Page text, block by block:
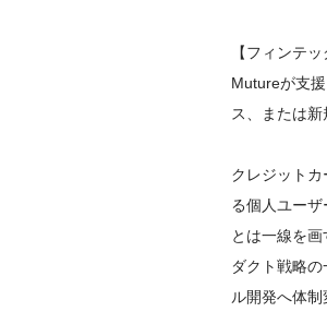
【フィンテ
Mutureが支
ス、または新
クレジット
る個人ユー
とは一線を
ダクト戦略
ル開発へ体